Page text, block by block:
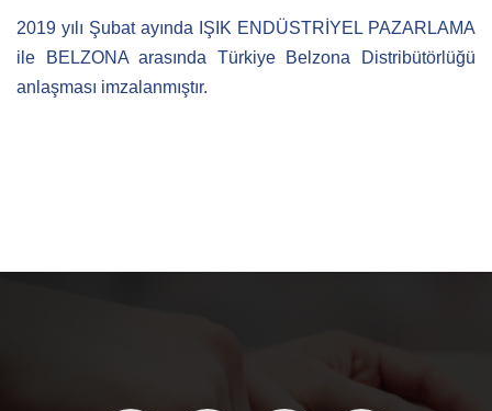
2019 yılı Şubat ayında IŞIK ENDÜSTRİYEL PAZARLAMA
ile BELZONA arasında Türkiye Belzona Distribütörlüğü
anlaşması imzalanmıştır.